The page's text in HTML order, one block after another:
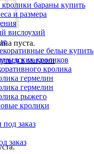
пуста.
в магазин
бараны купить
и размера
вислоухий
белые купить
кроликов
кролика
гермелин
гермелин
рыжего
кролики
заказ
заказ